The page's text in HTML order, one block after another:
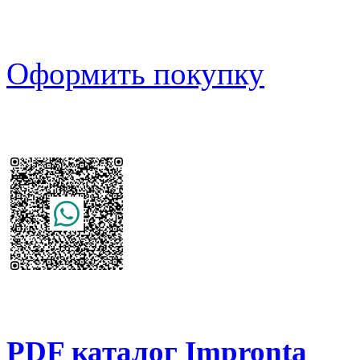
Оформить покупку
PDF каталог Impronta